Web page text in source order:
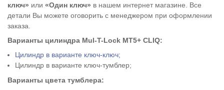
ключ» или «Один ключ» в нашем интернет магазине. Все
детали Вы можете оговорить с менеджером при оформлении
заказа.
Варианты цилиндра Mul-T-Lock MT5+ CLIQ:
Цилиндр в варианте ключ-ключ;
Цилиндр в варианте ключ-тумблер;
Варианты цвета тумблера: